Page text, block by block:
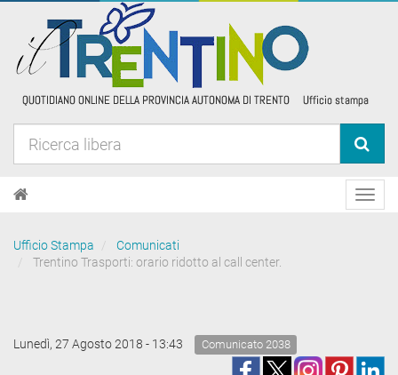
Ufficio Stampa
Comunicati
Trentino Trasporti: orario ridotto al call center.
Lunedì, 27 Agosto 2018 - 13:43 Comunicato 2038